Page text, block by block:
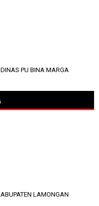
PU BINA MARGA
LAMONGAN